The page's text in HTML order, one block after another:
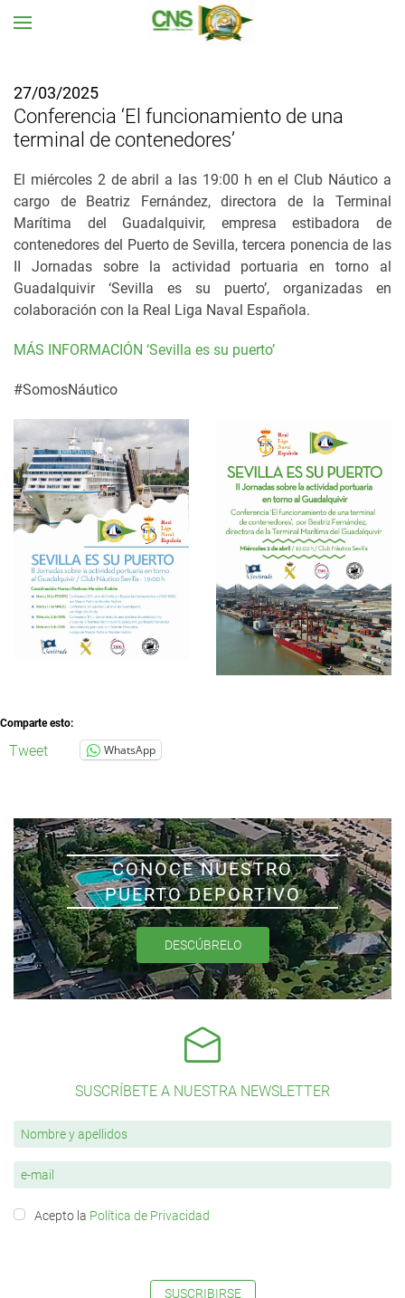
27/03/2025
Conferencia ‘El funcionamiento de una
terminal de contenedores’
El miércoles 2 de abril a las 19:00 h en el Club Náutico a
cargo de Beatriz Fernández, directora de la Terminal
Marítima del Guadalquivir, empresa estibadora de
contenedores del Puerto de Sevilla, tercera ponencia de las
II Jornadas sobre la actividad portuaria en torno al
Guadalquivir ‘Sevilla es su puerto’, organizadas en
colaboración con la Real Liga Naval Española.
MÁS INFORMACIÓN ‘Sevilla es su puerto’
#SomosNáutico
Comparte esto:
Tweet WhatsApp
CONOCE NUESTRO
PUERTO DEPORTIVO
DESCÚBRELO
SUSCRÍBETE A NUESTRA NEWSLETTER
Acepto la Política de Privacidad
SUSCRIBIRSE